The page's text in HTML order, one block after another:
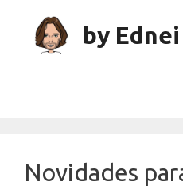
content
by
Novidades